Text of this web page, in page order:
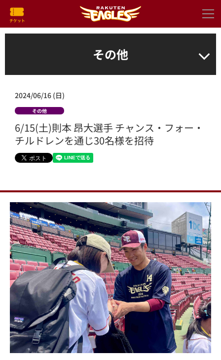
その他
2024/06/16 (日)
その他
6/15(土)則本 昂大選手 チャンス・フォー・
チルドレンを通じ30名様を招待